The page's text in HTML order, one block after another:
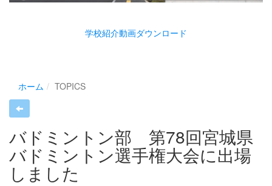
学校紹介動画ダウンロード
ホーム TOPICS
バドミントン部 第78回宮城県
バドミントン選手権大会に出場
しました